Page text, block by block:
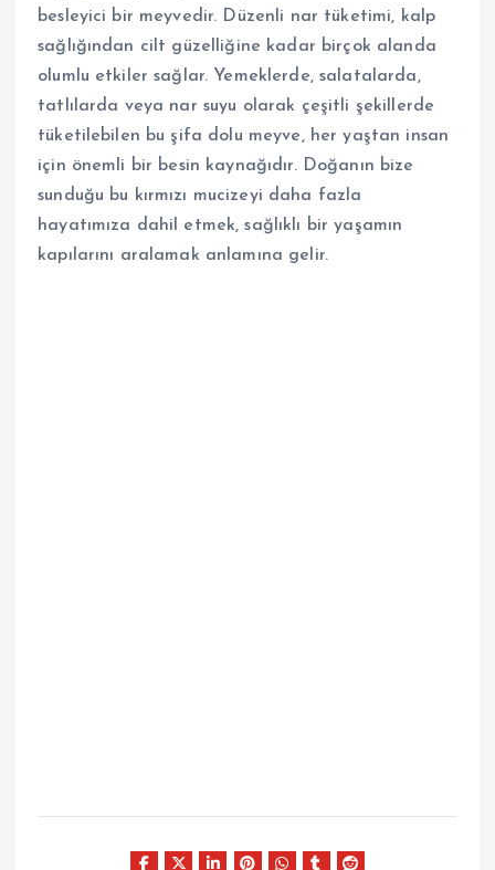
besleyici bir meyvedir. Düzenli nar tüketimi, kalp
sağlığından cilt güzelliğine kadar birçok alanda
olumlu etkiler sağlar. Yemeklerde, salatalarda,
tatlılarda veya nar suyu olarak çeşitli şekillerde
tüketilebilen bu şifa dolu meyve, her yaştan insan
için önemli bir besin kaynağıdır. Doğanın bize
sunduğu bu kırmızı mucizeyi daha fazla
hayatımıza dahil etmek, sağlıklı bir yaşamın
kapılarını aralamak anlamına gelir.